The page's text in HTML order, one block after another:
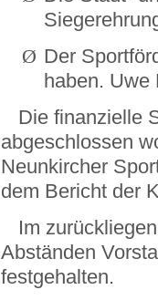
Ø Der
haben. Uwe
Die finanzielle
abgeschlossen
Neunkircher
dem Bericht der
Im
Abständen
festgehalten.